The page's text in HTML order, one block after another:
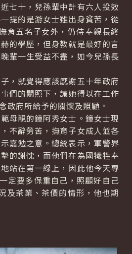
七十，兒孫輩中計有六人投效
提的是游女士雖出身貧苦，從
育五名子女外，仍侍奉親長終
的學歷，但身教就是最好的言
輩一生受益不盡，如今兒孫長
，就覺得應該感謝五十年政府
們的關照下，讓她得以在工作
政府所給予的關懷及照顧。
母親的鐘阿秀女士。鐘女士現
不辭勞苦，撫育子女成人並各
嘉勉之意。總統表示，軍警界
的謝忱，而他們在為國犧牲奉
站在第一線上，因此他今天專
定要多保重自己，照顧好自己
及茶業、茶價的情形，他也期